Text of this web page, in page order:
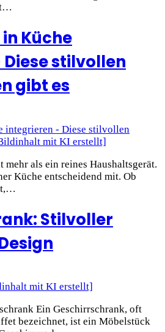
Küche
stilvollen
gibt es
als ein reines Haushaltsgerät.
Küche entscheidend mit. Ob
Stilvoller
Ein Geschirrschrank, oft
bezeichnet, ist ein Möbelstück